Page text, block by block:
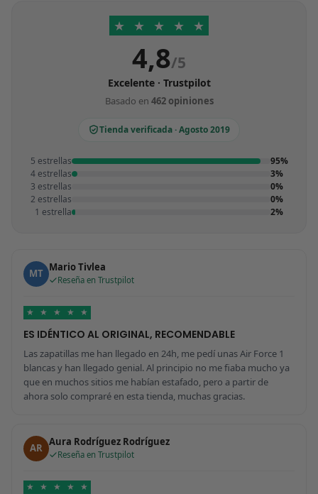
★ ★ ★ ★ ★
4,8/5
Excelente · Trustpilot
Basado en 462 opiniones
Tienda verificada · Agosto 2019
5 estrellas
95%
4 estrellas
3%
3 estrellas
0%
2 estrellas
0%
1 estrella
2%
MT Mario Tivlea
Reseña en Trustpilot
★ ★ ★ ★ ★
ES IDÉNTICO AL ORIGINAL, RECOMENDABLE
Las zapatillas me han llegado en 24h, me pedí unas Air Force 1
blancas y han llegado genial. Al principio no me fiaba mucho ya
que en muchos sitios me habían estafado, pero a partir de
ahora solo compraré en esta tienda, muchas gracias.
AR Aura Rodríguez Rodríguez
Reseña en Trustpilot
★ ★ ★ ★ ★